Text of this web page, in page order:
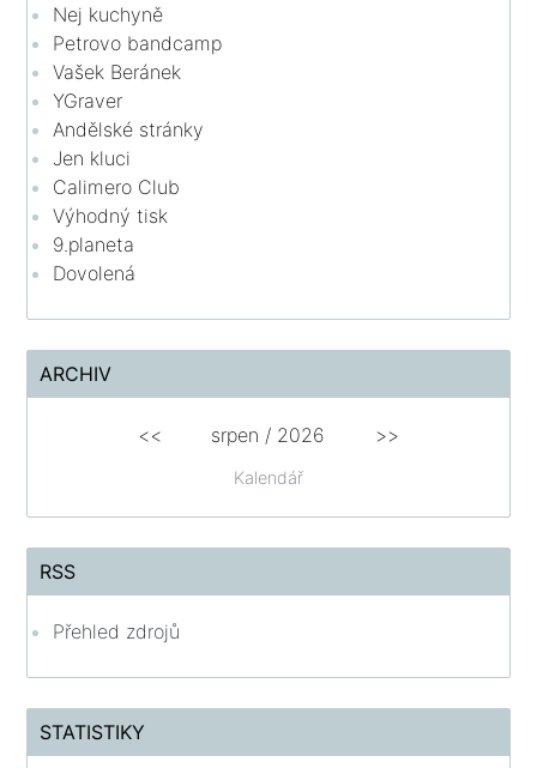
Nej kuchyně
Petrovo bandcamp
Vašek Beránek
YGraver
Andělské stránky
Jen kluci
Calimero Club
Výhodný tisk
9.planeta
Dovolená
ARCHIV
Kalendář
<< srpen / 2026 >>
RSS
Přehled zdrojů
STATISTIKY